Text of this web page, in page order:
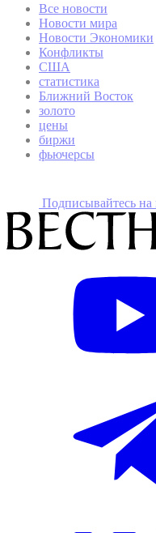
Все новости
Новости мира
Новости Экономики
Конфликты
США
статистика
Ближний Восток
золото
цены
биржи
фьючерсы
Подписывайтесь на